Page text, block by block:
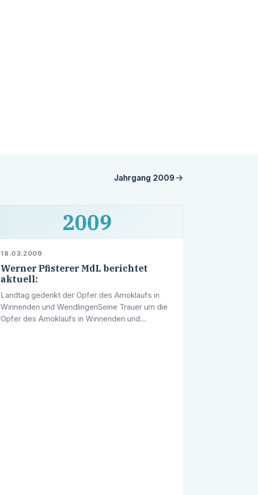
Jahrgang 2009
2009
18.03.2009
Werner Pfisterer MdL berichtet
aktuell:
Landtag gedenkt der Opfer des Amoklaufs in
Winnenden und WendlingenSeine Trauer um die
Opfer des Amoklaufs in Winnenden und